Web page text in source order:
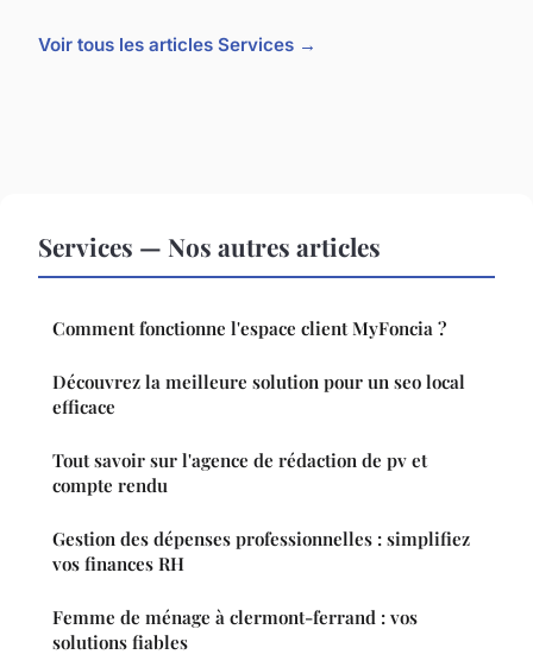
Voir tous les articles Services →
Services — Nos autres articles
Comment fonctionne l'espace client MyFoncia ?
Découvrez la meilleure solution pour un seo local
efficace
Tout savoir sur l'agence de rédaction de pv et
compte rendu
Gestion des dépenses professionnelles : simplifiez
vos finances RH
Femme de ménage à clermont-ferrand : vos
solutions fiables